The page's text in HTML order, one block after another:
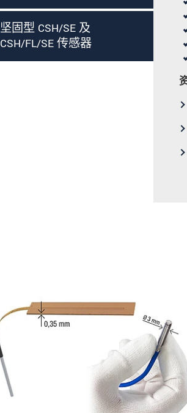
坚固型 CSH/SE 及
CSH/FL/SE 传感器